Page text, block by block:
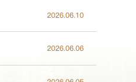
2026.06.10
2026.06.06